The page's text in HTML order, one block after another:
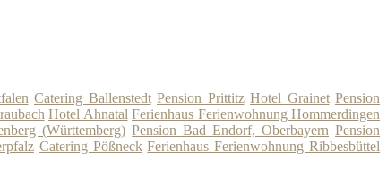
Catering Ballenstedt Pension Prittitz Hotel Grainet Pension
Hotel Ahnatal Ferienhaus Ferienwohnung Hommerdingen
(Württemberg) Pension Bad Endorf, Oberbayern Pension
Catering Pößneck Ferienhaus Ferienwohnung Ribbesbüttel